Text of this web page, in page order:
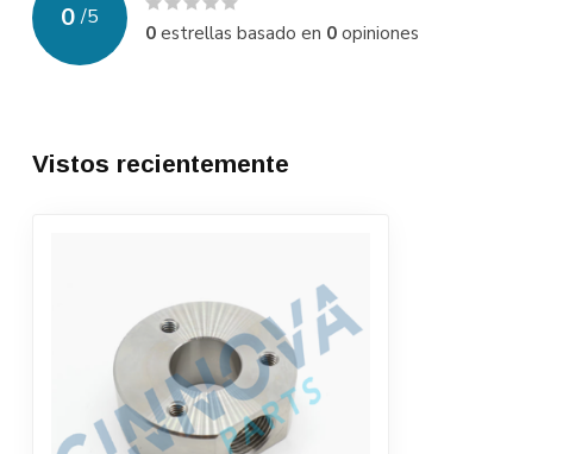
0 /5
0estrellas basado en 0opiniones
Vistos recientemente